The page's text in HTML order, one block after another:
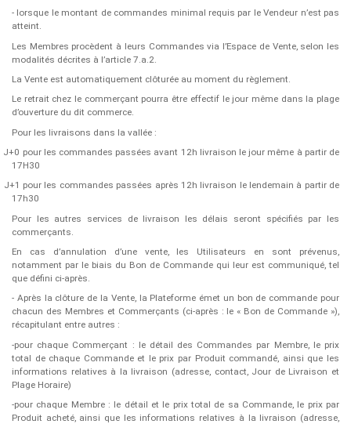
- lorsque le montant de commandes minimal requis par le Vendeur n’est pas
atteint.
Les Membres procèdent à leurs Commandes via l’Espace de Vente, selon les
modalités décrites à l’article 7.a.2.
La Vente est automatiquement clôturée au moment du règlement.
Le retrait chez le commerçant pourra être effectif le jour même dans la plage
d’ouverture du dit commerce.
Pour les livraisons dans la vallée :
J+0 pour les commandes passées avant 12h livraison le jour même à partir de
17H30
J+1 pour les commandes passées après 12h livraison le lendemain à partir de
17h30
Pour les autres services de livraison les délais seront spécifiés par les
commerçants.
En cas d’annulation d’une vente, les Utilisateurs en sont prévenus,
notamment par le biais du Bon de Commande qui leur est communiqué, tel
que défini ci-après.
- Après la clôture de la Vente, la Plateforme émet un bon de commande pour
chacun des Membres et Commerçants (ci-après : le « ​Bon de Commande​ »),
récapitulant entre autres :
-pour chaque Commerçant : le détail des Commandes par Membre, le prix
total de chaque Commande et le prix par Produit commandé, ainsi que les
informations relatives à la livraison (adresse, contact, Jour de Livraison et
Plage Horaire)
-pour chaque Membre : le détail et le prix total de sa Commande, le prix par
Produit acheté, ainsi que les informations relatives à la livraison (adresse,